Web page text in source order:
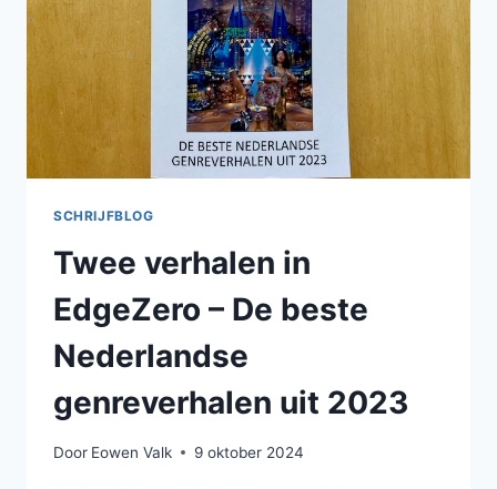
SCHRIJFBLOG
Twee verhalen in
EdgeZero – De beste
Nederlandse
genreverhalen uit 2023
Door Eowen Valk 9 oktober 2024